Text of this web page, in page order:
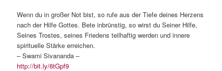
Wenn du in großer Not bist, so rufe aus der Tiefe deines Herzens
nach der Hilfe Gottes. Bete inbrünstig, so wirst du Seiner Hilfe,
Seines Trostes, seines Friedens teilhaftig werden und innere
spirituelle Stärke erreichen.
– Swami Sivananda –
http://bit.ly/6tGpf9